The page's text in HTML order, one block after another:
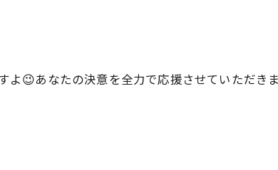
よ😉あなたの決意を全力で応援させていただき